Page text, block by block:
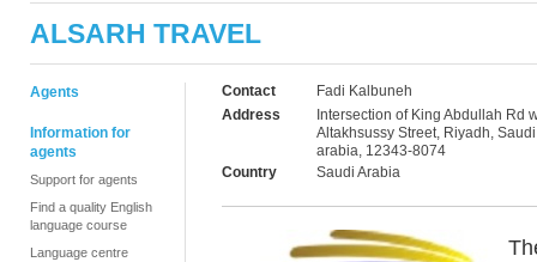
ALSARH TRAVEL
Agents
Information for
agents
Support for agents
Find a quality English
language course
Language centre
Contact
Fadi Kalbuneh
Address
Intersection of King Abdullah Rd
Altakhsussy Street, Riyadh, Saudi
arabia, 12343-8074
Country
Saudi Arabia